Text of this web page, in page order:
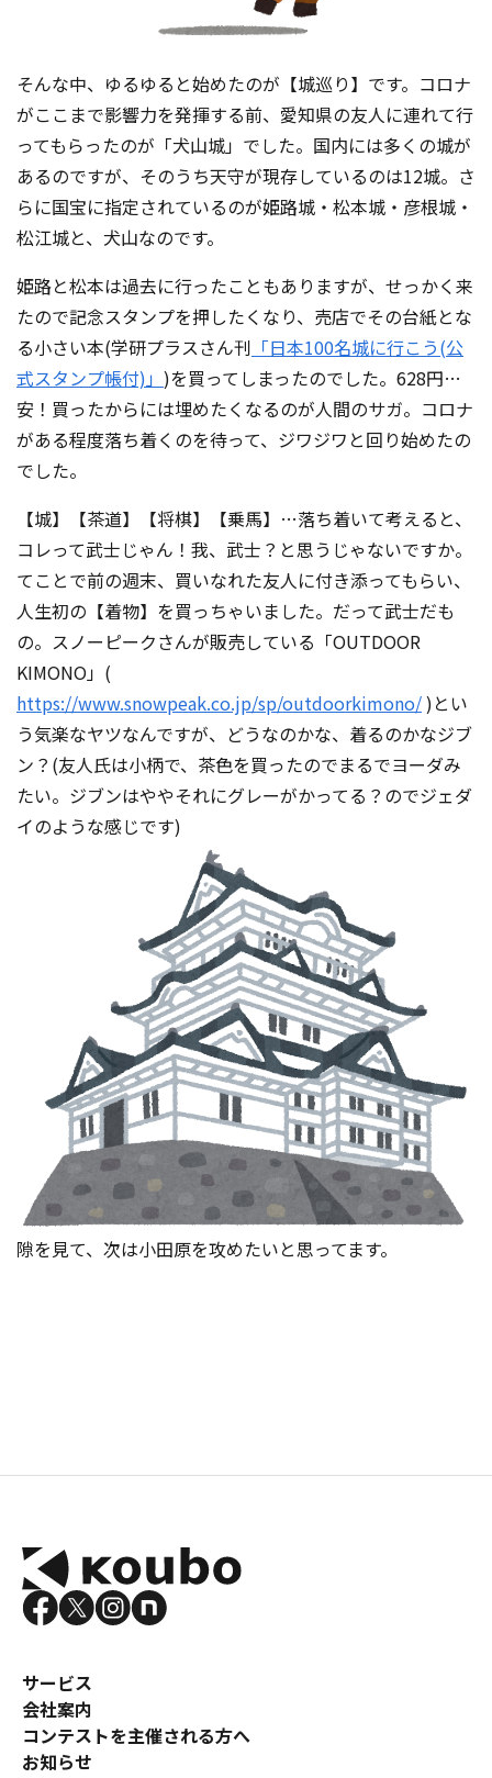
そんな中、ゆるゆると始めたのが【城巡り】です。コロナ
がここまで影響力を発揮する前、愛知県の友人に連れて行
ってもらったのが「犬山城」でした。国内には多くの城が
あるのですが、そのうち天守が現存しているのは12城。さ
らに国宝に指定されているのが姫路城・松本城・彦根城・
松江城と、犬山なのです。
姫路と松本は過去に行ったこともありますが、せっかく来
たので記念スタンプを押したくなり、売店でその台紙とな
る小さい本(学研プラスさん刊 「日本100名城に行こう(公
式スタンプ帳付)」 )を買ってしまったのでした。628円…
安！買ったからには埋めたくなるのが人間のサガ。コロナ
がある程度落ち着くのを待って、ジワジワと回り始めたの
でした。
【城】【茶道】【将棋】【乗馬】…落ち着いて考えると、
コレって武士じゃん！我、武士？と思うじゃないですか。
てことで前の週末、買いなれた友人に付き添ってもらい、
人生初の【着物】を買っちゃいました。だって武士だも
の。スノーピークさんが販売している「OUTDOOR
KIMONO」(
https://www.snowpeak.co.jp/sp/outdoorkimono/)とい
う気楽なヤツなんですが、どうなのかな、着るのかなジブ
ン？(友人氏は小柄で、茶色を買ったのでまるでヨーダみ
たい。ジブンはややそれにグレーがかってる？のでジェダ
イのような感じです)
隙を見て、次は小田原を攻めたいと思ってます。
サービス
会社案内
コンテストを主催される方へ
お知らせ